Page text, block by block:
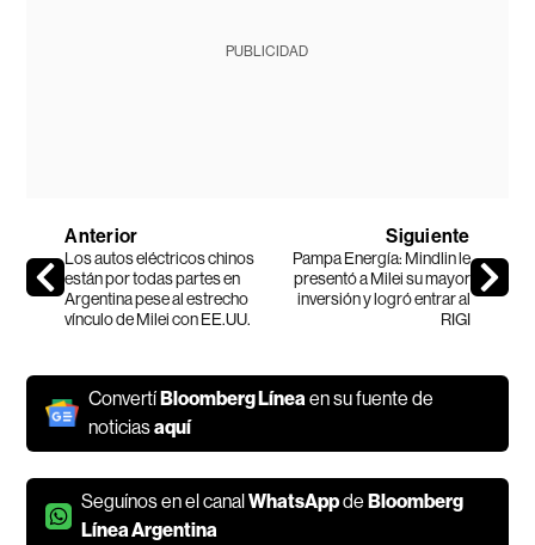
PUBLICIDAD
Anterior
Los autos eléctricos chinos
están por todas partes en
Argentina pese al estrecho
vínculo de Milei con EE.UU.
Siguiente
Pampa Energía: Mindlin le
presentó a Milei su mayor
inversión y logró entrar al
RIGI
ConvertíBloomberg Línea en su fuente de
noticiasaquí
Seguínos en el canalWhatsAppdeBloomberg
Línea Argentina